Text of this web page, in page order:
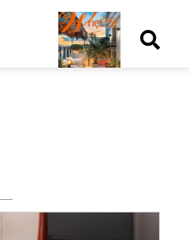
Nowy
numer